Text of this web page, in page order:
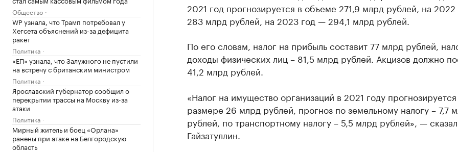
Общество
WP узнала, что Трамп потребовал у
Хегсета объяснений из-за дефицита
ракет
Политика
«ЕП» узнала, что Залужного не пустили
на встречу с британским министром
Политика
Ярославский губернатор сообщил о
перекрытии трассы на Москву из-за
атаки
Политика
Мирный житель и боец «Орлана»
ранены при атаке на Белгородскую
область
2021 год прогнозируется в объеме 271,9 млрд рублей, на
283 млрд рублей, на 2023 год — 294,1 млрд рублей.
По его словам, налог на прибыль составит 77 млрд рублей,
доходы физических лиц – 81,5 млрд рублей. Акцизов должно
41,2 млрд рублей.
«Налог на имущество организаций в 2021 году
размере 26 млрд рублей, прогноз по земельному налогу – 7,7
рублей, по транспортному налогу – 5,5 млрд рублей», — сказал
Гайзатуллин.